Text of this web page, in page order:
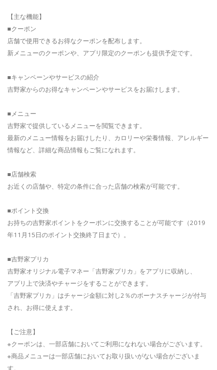
【主な機能】
■クーポン
店舗で使用できるお得なクーポンを配布します。
新メニューのクーポンや、アプリ限定のクーポンも提供予定です。
■キャンペーンやサービスの紹介
吉野家からのお得なキャンペーンやサービスをお届けします。
■メニュー
吉野家で提供しているメニューを閲覧できます。
最新のメニュー情報をお届けしたり、カロリーや栄養情報、アレルギー
情報など、詳細な商品情報もご覧になれます。
■店舗検索
お近くの店舗や、特定の条件に合った店舗の検索が可能です。
■ポイント交換
お持ちの吉野家ポイントをクーポンに交換することが可能です（2019
年11月15日のポイント交換終了日まで）。
■吉野家プリカ
吉野家オリジナル電子マネー「吉野家プリカ」をアプリに収納し、
アプリ上で決済やチャージをすることができます。
「吉野家プリカ」はチャージ金額に対し2％のボーナスチャージが付与
され、お得に使えます。
【ご注意】
※クーポンは、一部店舗においてご利用になれない場合がございます。
※商品メニューは一部店舗においてお取り扱いがない場合がございま
す。